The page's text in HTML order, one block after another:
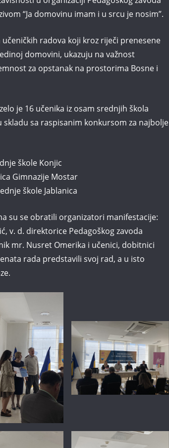
“Ja domovinu imam i u srcu je nosim”.
radova koji kroz riječi prenesene
domovini, ukazuju na važnost
za opstanak na prostorima Bosne i
je 16 učenika iz osam srednjih škola
skladu sa raspisanim konkursom za najbolje
škole Konjic
Gimnazije Mostar
škole Jablanica
su se obratili organizatori manifestacije:
v. d. direktorice Pedagoškog zavoda
mr. Nusret Omerika i učenici, dobitnici
rada predstavili svoj rad, a u isto